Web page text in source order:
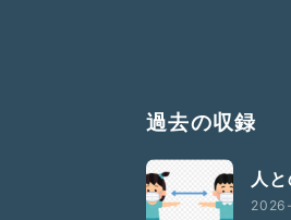
過去の収録
人